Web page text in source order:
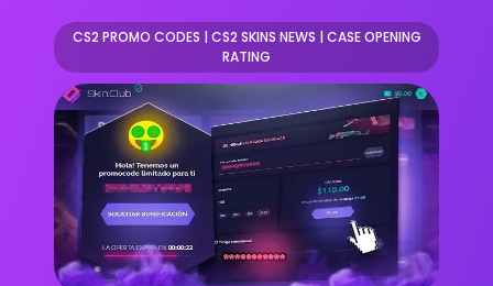
CS2 PROMO CODES | CS2 SKINS NEWS | CASE OPENING
RATING